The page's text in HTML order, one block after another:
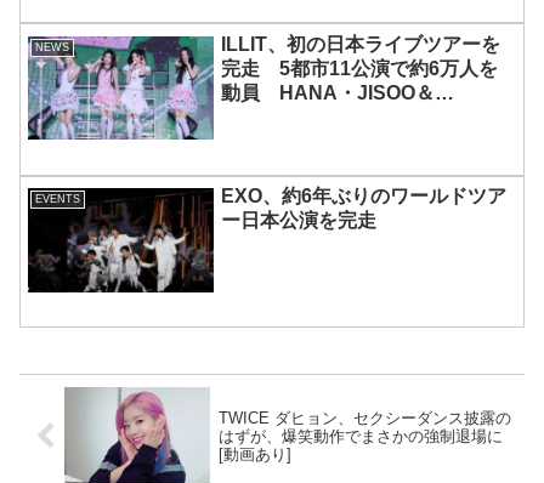
NEWS
ILLIT、初の日本ライブツアーを
完走 5都市11公演で約6万人を
動員 HANA・JISOO＆
EVENTS
EXO、約6年ぶりのワールドツア
ー日本公演を完走
TWICE ダヒョン、セクシーダンス披露の
はずが、爆笑動作でまさかの強制退場に
[動画あり]